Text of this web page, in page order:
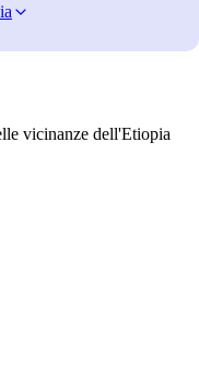
vicinanze dell'Etiopia